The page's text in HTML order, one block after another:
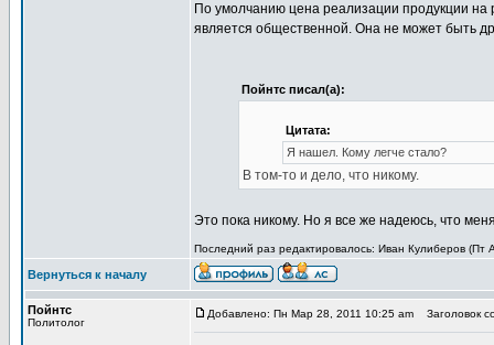
По умолчанию цена реализации продукции
является общественной. Она не может быть
Пойнтс писал(а):
Цитата:
Я нашел. Кому легче стало?
В том-то и дело, что никому.
Это пока никому. Но я все же надеюсь, что
Последний раз редактировалось: Иван Кулиберов (Пт
Вернуться к началу
Пойнтс
Политолог
Добавлено: Пн Мар 28, 2011 10:25 am Заголовок